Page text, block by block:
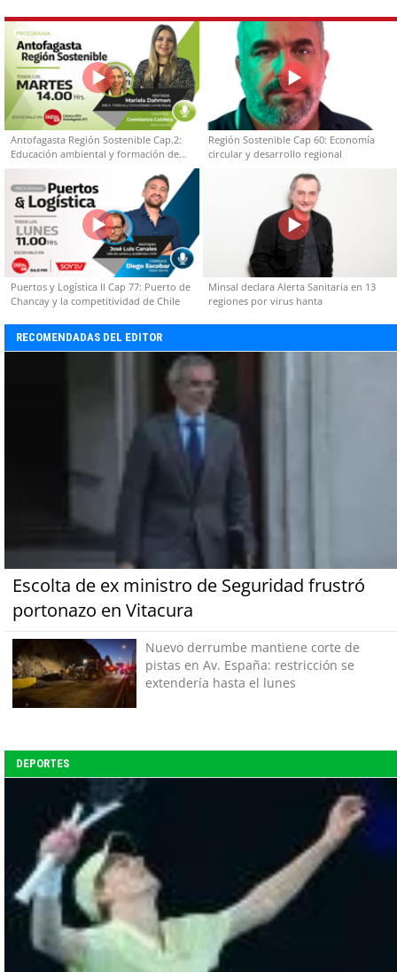
Antofagasta Región Sostenible Cap.2:
Educación ambiental y formación de
capacidades técnicas
Región Sostenible Cap 60: Economía
circular y desarrollo regional
Puertos y Logística II Cap 77: Puerto de
Chancay y la competitividad de Chile
Minsal declara Alerta Sanitaria en 13
regiones por virus hanta
RECOMENDADAS DEL EDITOR
Escolta de ex ministro de Seguridad frustró
portonazo en Vitacura
Nuevo derrumbe mantiene corte de
pistas en Av. España: restricción se
extendería hasta el lunes
DEPORTES